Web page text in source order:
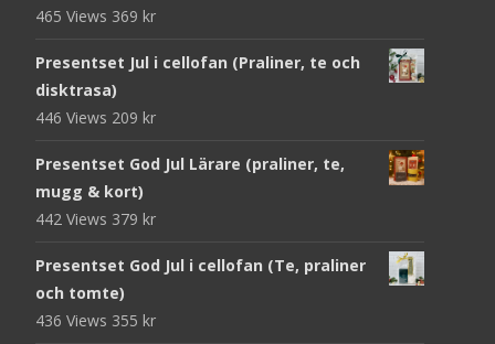
465 Views 369 kr
Presentset Jul i cellofan (Praliner, te och
disktrasa)
446 Views 209 kr
Presentset God Jul Lärare (praliner, te,
mugg & kort)
442 Views 379 kr
Presentset God Jul i cellofan (Te, praliner
och tomte)
436 Views 355 kr